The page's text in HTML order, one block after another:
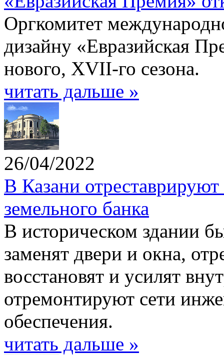
Оргкомитет
дизайну «Евразийская
нового, XVII-го сезона.
читать дальше »
26/04/2022
В Казани
земельного банка
В историческом здании
заменят двери и окна,
восстановят и усилят
отремонтируют сети
обеспечения.
читать дальше »